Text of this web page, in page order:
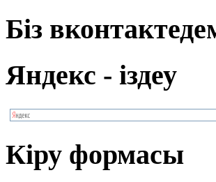
Біз
Яндекс - іздеу
Кіру формасы